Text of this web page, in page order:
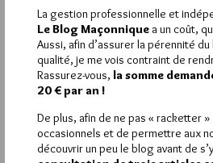
bonjour,
évidement Israël est responsable !!!
Sion renait de ses cendres en plus
vieux complot judéo -maçonnique ;
bêtise humaine ???
à tout hasard je vous signale que
migrants surtout en Hongrie et en
La gestion professionnelle et
Le Blog Maçonnique a un coût,
Aussi, afin d’assurer la pérennité
qualité, je me vois contraint de
Rassurez-vous, la somme
20 € par an !
De plus, afin de ne pas « racketter
occasionnels et de permettre aux
découvrir un peu le blog avant de